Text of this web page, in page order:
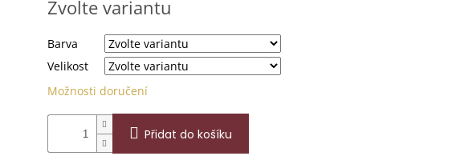
hvězdiček.
cena:
Zvolte variantu
Barva
Velikost
Možnosti doručení
Přidat do košíku